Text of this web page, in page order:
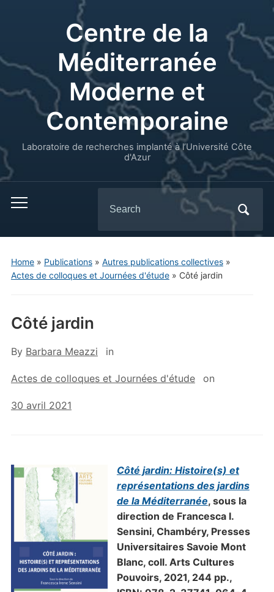
Centre de la
Méditerranée
Moderne et
Contemporaine
Laboratoire de recherches implanté à l’Université Côte
d'Azur
for:
Home» Publications» Autres publications collectives»
Actes de colloques et Journées d'étude» Côté jardin
Côté jardin
By Barbara Meazzi in
Actes de colloques et Journées d'étude on
30 avril 2021
Côté jardin: Histoire(s) et
représentations des jardins
de la Méditerranée, sous la
direction de Francesca I.
Sensini, Chambéry, Presses
Universitaires Savoie Mont
Blanc, coll. Arts Cultures
Pouvoirs, 2021, 244 pp.,